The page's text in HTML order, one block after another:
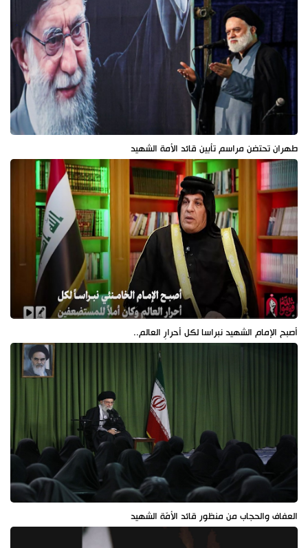
طهران تحتضن مراسم تأبين قائد الأمة الشهيد
أصبح الإمام الشهيد نبراسا لكل أحرارِ العالم..
العفاف والحجاب من منظور قائد الأمّة الشهيد